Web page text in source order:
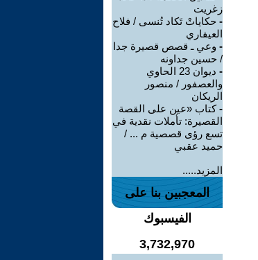
زغريت
- حكاياتْ تَكاد تُنسى / فلاح
العيفاري
- وعي ـ قصص قصيرة جدا
/ حسين جداونه
-
ديوان 23 الحاوي
والعصفور / منصور
الريكان
-كتاب «عين على القصة
القصيرة: تأملات نقدية في
تسع رؤى قصصية م ... /
حميد عقبي
المزيد.....
المعجبين بنا على
الفيسبوك
3,732,970